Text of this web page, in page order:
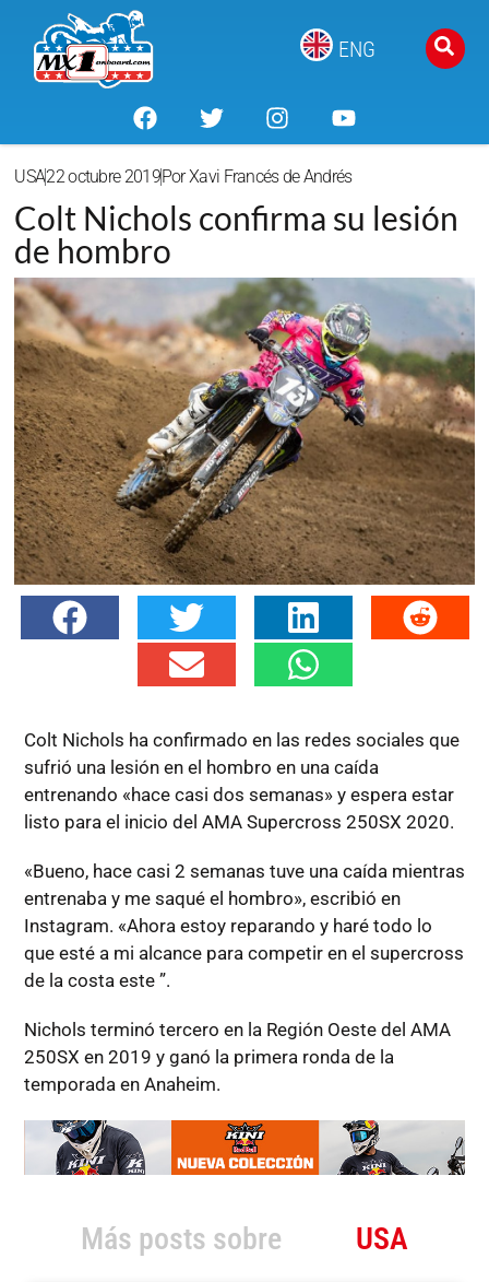
ENG
USA22 octubre 2019PorXavi Francés de Andrés
Colt Nichols confirma su lesión
de hombro
Colt Nichols ha confirmado en las redes sociales que
sufrió una lesión en el hombro en una caída
entrenando «hace casi dos semanas» y espera estar
listo para el inicio del AMA Supercross 250SX 2020.
«Bueno, hace casi 2 semanas tuve una caída mientras
entrenaba y me saqué el hombro», escribió en
Instagram. «Ahora estoy reparando y haré todo lo
que esté a mi alcance para competir en el supercross
de la costa este ”.
Nichols terminó tercero en la Región Oeste del AMA
250SX en 2019 y ganó la primera ronda de la
temporada en Anaheim.
Más posts sobre USA